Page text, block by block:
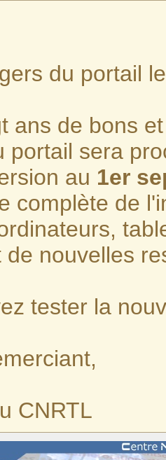
du portail
ans de bons
portail sera
au 1er
complète de
de nouvelles
tester la
CNRTL